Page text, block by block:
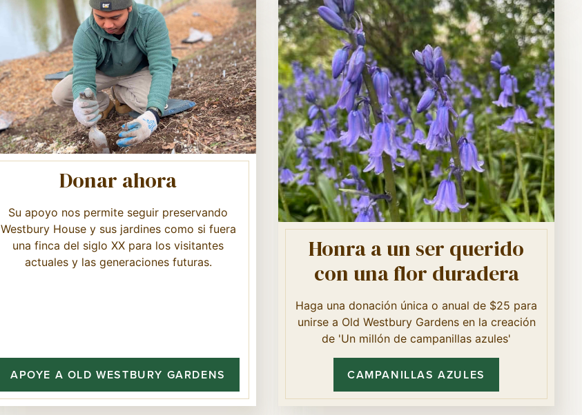
Donar ahora
Su apoyo nos permite seguir preservando
Westbury House y sus jardines como si fuera
una finca del siglo XX para los visitantes
actuales y las generaciones futuras.
APOYE A OLD WESTBURY GARDENS
Honra a un ser querido
con una flor duradera
Haga una donación única o anual de $25 para
unirse a Old Westbury Gardens en la creación
de 'Un millón de campanillas azules'
CAMPANILLAS AZULES